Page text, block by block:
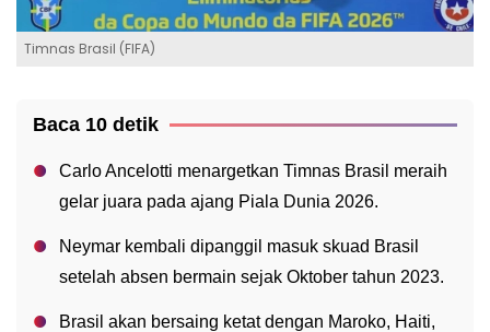
Timnas Brasil (FIFA)
Baca 10 detik
Carlo Ancelotti menargetkan Timnas Brasil meraih
gelar juara pada ajang Piala Dunia 2026.
Neymar kembali dipanggil masuk skuad Brasil
setelah absen bermain sejak Oktober tahun 2023.
Brasil akan bersaing ketat dengan Maroko, Haiti,